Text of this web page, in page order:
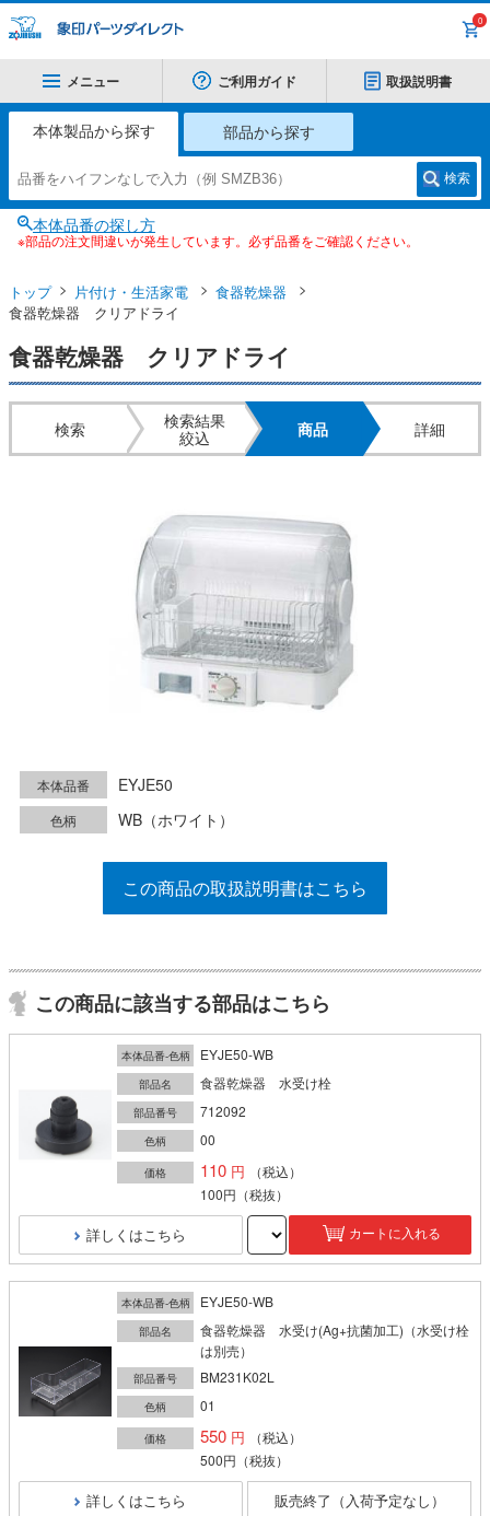
0
メニュー ご利用ガイド 取扱説明書
本体製品から探す 部品から探す
検索
本体品番の探し方
※部品の注文間違いが発生しています。必ず品番をご確認ください。
トップ 片付け・生活家電
食器乾燥器
食器乾燥器 クリアドライ
食器乾燥器 クリアドライ
検索
検索結果
絞込
商品 詳細
本体品番 EYJE50
色柄 WB（ホワイト）
この商品の取扱説明書はこちら
この商品に該当する部品はこちら
本体品番-色柄 EYJE50-WB
部品名 食器乾燥器 水受け栓
部品番号 712092
色柄 00
価格 110
（税込）
100円 （税抜）
詳しくはこちら カートに入れる
本体品番-色柄 EYJE50-WB
部品名
食器乾燥器 水受け(Ag+抗菌加工)（水受け栓
は別売）
部品番号 BM231K02L
色柄 01
価格 550
（税込）
500円 （税抜）
詳しくはこちら 販売終了（入荷予定なし）